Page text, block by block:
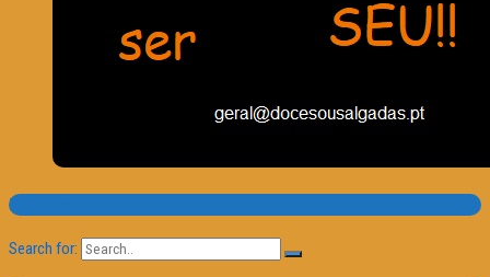
Pesquisa
Search for: